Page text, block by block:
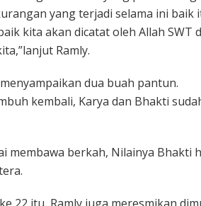
yang terjadi selama ini baik
kita akan dicatat oleh Allah SWT
Ramly.
dua buah pantun.
kembali, Karya dan Bhakti
membawa berkah, Nilainya Bhakti